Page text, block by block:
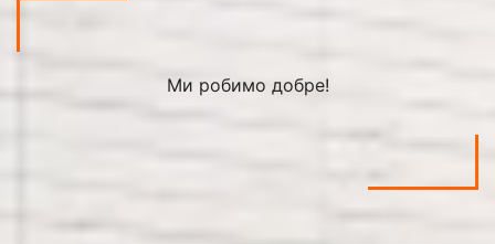
Ми робимо добре!